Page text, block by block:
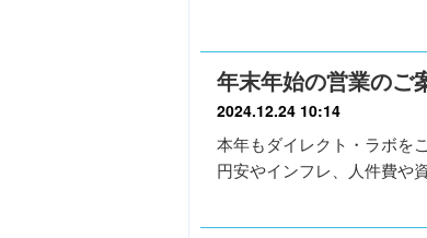
年末年始の営業のご
2024.12.24 10:14
本年もダイレクト・ラボを
円安やインフレ、人件費や